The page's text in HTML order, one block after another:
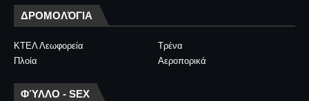
ΔΡΟΜΟΛΌΓΙΑ
ΚΤΕΛ Λεωφορεία
Τρένα
Πλοία
Αεροπορικά
ΦΎΛΛΟ - SEX